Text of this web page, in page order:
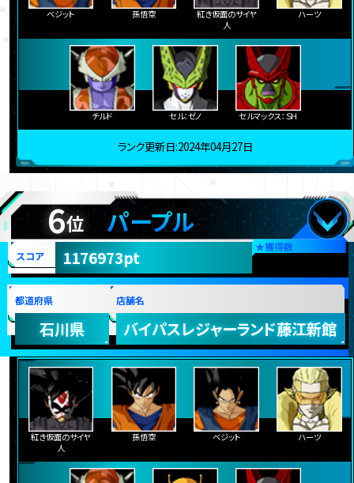
ベジット 孫悟空
紅き仮面のサイヤ
人
ハーツ
チルド セル：ゼノ セルマックス：ＳＨ
ランク更新日:2024年04月27日
6位 パープル
★獲得数
スコア 1176973pt
都道府県
石川県
店舗名
バイパスレジャーランド藤江新館
紅き仮面のサイヤ
人
孫悟空 ベジット ハーツ